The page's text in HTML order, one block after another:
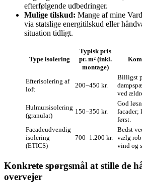
efterfølgende udbedringer.
Mulige tilskud: Mange af mine
via statslige energitilskud eller
situation tidligt.
Type isolering
Typisk pris
pr. m² (inkl.
montage)
Efterisolering af
loft
200–450 kr.
Billigst
ved
Hulmursisolering
(granulat)
150–350 kr.
God
facader;
først.
Facadeudvendig
isolering
(ETICS)
700–1.200 kr.
Bedst
vælg
vind og
Konkrete spørgsmål at stille de
overvejer